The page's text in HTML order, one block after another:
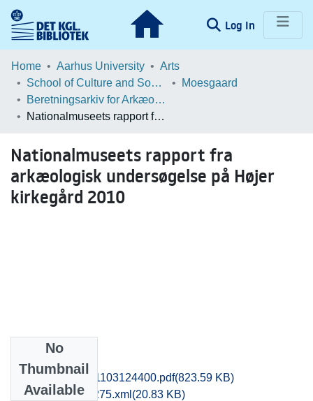
Log In (current)
Communities & Collections
Statistics
Home Aarhus University
Arts
School of Culture and Society
Moesgaard
Beretningsarkiv for Arkæologiske Undersøgelser
Nationalmuseets rapport fra arkæologisk undersøgelse på Højer kirkegård 2010
Nationalmuseets rapport fra
arkæologisk undersøgelse på Højer
kirkegård 2010
No
Thumbnail
Available
nat1kiha_20161103124400.pdf(823.59 KB)
recordxml_item_275.xml (20.83 KB)